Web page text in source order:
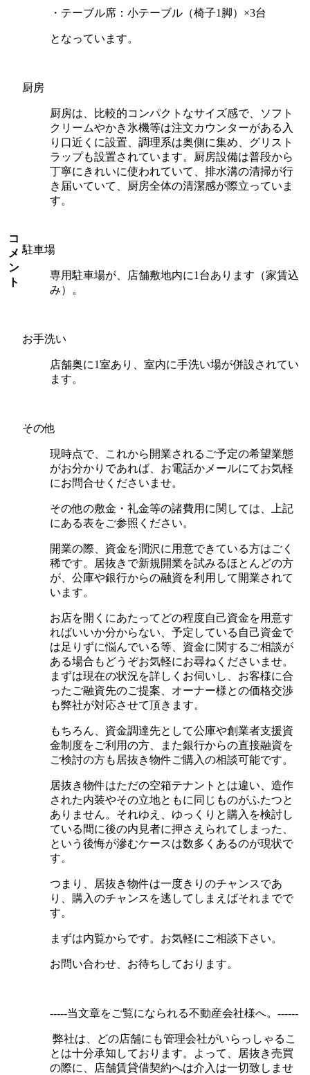
コ
メ
ン
ト
・テーブル席：小テーブル（椅子1脚）×3台
となっています。
厨房
厨房は、比較的コンパクトなサイズ感で、ソフト
クリームやかき氷機等は注文カウンターがある入
り口近くに設置、調理系は奥側に集め、グリスト
ラップも設置されています。厨房設備は普段から
丁寧にきれいに使われていて、排水溝の清掃が行
き届いていて、厨房全体の清潔感が際立っていま
す。
駐車場
専用駐車場が、店舗敷地内に1台あります（家賃込
み）。
お手洗い
店舗奥に1室あり、室内に手洗い場が併設されてい
ます。
その他
現時点で、これから開業されるご予定の希望業態
がお分かりであれば、お電話かメールにてお気軽
にお問合せくださいませ。
その他の敷金・礼金等の諸費用に関しては、上記
にある表をご参照ください。
開業の際、資金を潤沢に用意できている方はごく
稀です。居抜きで新規開業を試みるほとんどの方
が、公庫や銀行からの融資を利用して開業されて
います。
お店を開くにあたってどの程度自己資金を用意す
ればいいか分からない、予定している自己資金で
は足りずに悩んでいる等、資金に関するご相談が
ある場合もどうぞお気軽にお尋ねくださいませ。
まずは現在の状況を詳しくお伺いし、お客様に合
ったご融資先のご提案、オーナー様との価格交渉
も弊社が対応させて頂きます。
もちろん、資金調達先として公庫や創業者支援資
金制度をご利用の方、また銀行からの直接融資を
ご検討の方も居抜き物件ご購入の相談可能です。
居抜き物件はただの空箱テナントとは違い、造作
された内装やその立地ともに同じものがふたつと
ありません。それゆえ、ゆっくりと購入を検討し
ている間に後の内見者に押さえられてしまった、
という後悔が滲むケースは数多くあるのが現状で
す。
つまり、居抜き物件は一度きりのチャンスであ
り、購入のチャンスを逃してしまえばそれまでで
す。
まずは内覧からです。お気軽にご相談下さい。
お問い合わせ、お待ちしております。
-----当文章をご覧になられる不動産会社様へ。------
弊社は、どの店舗にも管理会社がいらっしゃるこ
とは十分承知しております。よって、居抜き売買
の際に、店舗賃貸借契約へは介入は一切致しませ